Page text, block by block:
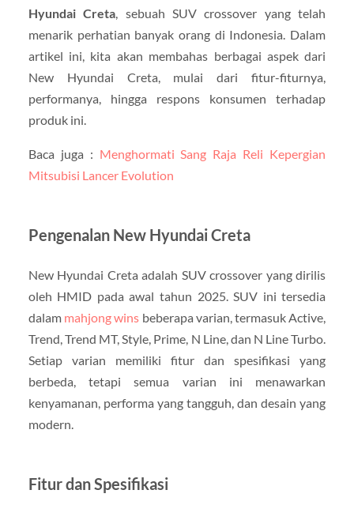
Hyundai Creta , sebuah SUV crossover yang telah
menarik perhatian banyak orang di Indonesia. Dalam
artikel ini, kita akan membahas berbagai aspek dari
New Hyundai Creta, mulai dari fitur-fiturnya,
performanya, hingga respons konsumen terhadap
produk ini.
Baca juga : Menghormati Sang Raja Reli Kepergian
Mitsubisi Lancer Evolution
Pengenalan New Hyundai Creta
New Hyundai Creta adalah SUV crossover yang dirilis
oleh HMID pada awal tahun 2025. SUV ini tersedia
dalam mahjong wins beberapa varian, termasuk Active,
Trend, Trend MT, Style, Prime, N Line, dan N Line Turbo.
Setiap varian memiliki fitur dan spesifikasi yang
berbeda, tetapi semua varian ini menawarkan
kenyamanan, performa yang tangguh, dan desain yang
modern.
Fitur dan Spesifikasi